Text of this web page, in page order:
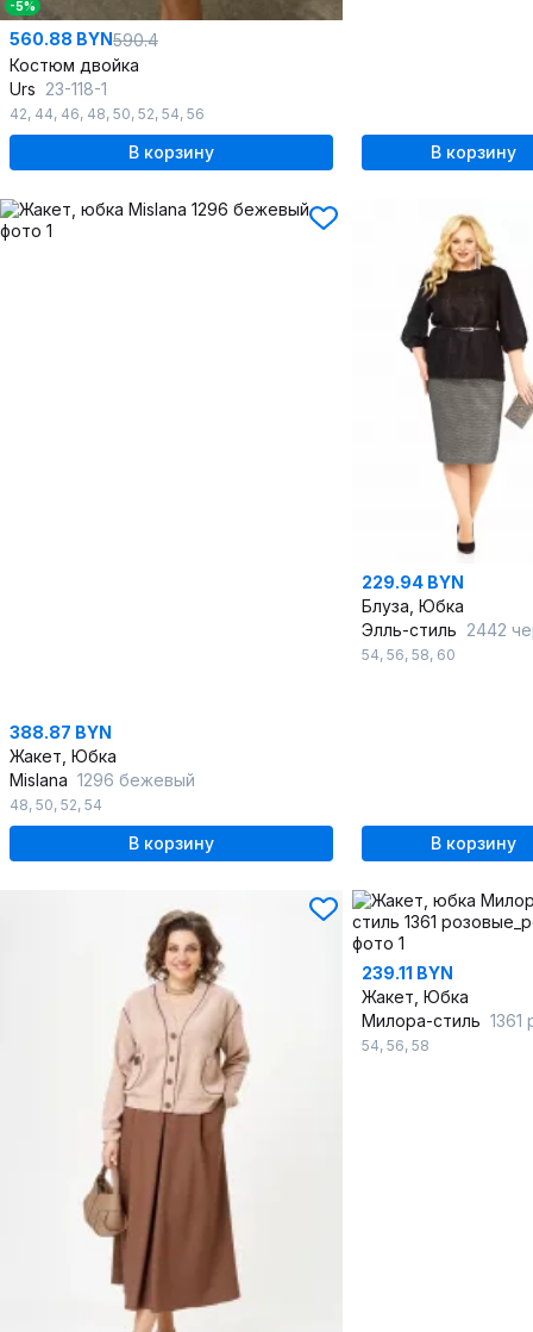
-5%
560.88 BYN590.4
Костюм двойка
Urs 23-118-1
42, 44, 46, 48, 50, 52, 54, 56
В корзину В корзину
388.87 BYN
Жакет, Юбка
Mislana 1296 бежевый
48, 50, 52, 54
В корзину
229.94 BYN
Блуза, Юбка
Элль-стиль 2442
54, 56, 58, 60
В корзину
239.11 BYN
Жакет, Юбка
Милора-стиль 1361
54, 56, 58